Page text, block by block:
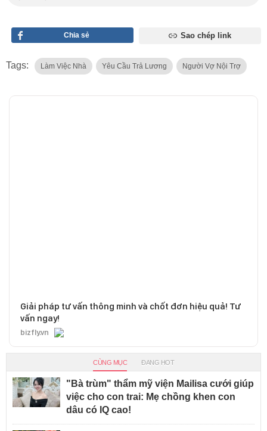
Chia sẻ Sao chép link
Tags: Làm Việc Nhà Yêu Cầu Trả Lương Người Vợ Nội Trợ
Giải pháp tư vấn thông minh và chốt đơn hiệu quả! Tư
vấn ngay!
bizfly.vn
CÙNG MỤC ĐANG HOT
"Bà trùm" thẩm mỹ viện Mailisa cưới giúp
việc cho con trai: Mẹ chồng khen con
dâu có IQ cao!